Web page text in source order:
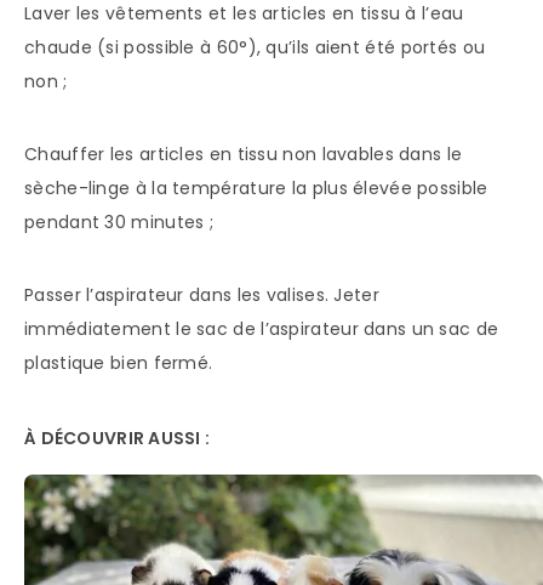
Laver les vêtements et les articles en tissu à l’eau
chaude (si possible à 60°), qu’ils aient été portés ou
non ;
Chauffer les articles en tissu non lavables dans le
sèche-linge à la température la plus élevée possible
pendant 30 minutes ;
Passer l’aspirateur dans les valises. Jeter
immédiatement le sac de l’aspirateur dans un sac de
plastique bien fermé.
À DÉCOUVRIR AUSSI :